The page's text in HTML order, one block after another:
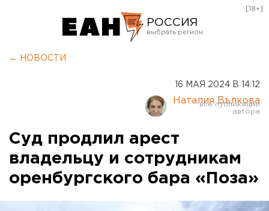
РОССИЯ
Курган
Оренбург
[18+]
← НОВОСТИ
16 МАЯ 2024 В 14:12
Наталия Вълкова
Суд продлил арест
владельцу и сотрудникам
оренбургского бара «Поза»